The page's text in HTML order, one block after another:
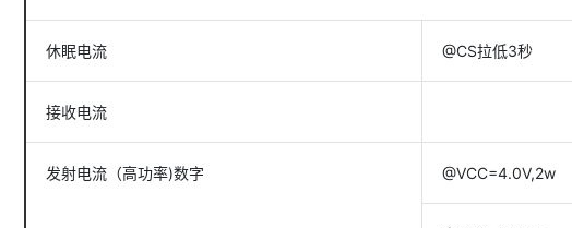
休眠电流 @CS拉低3秒
接收电流
发射电流（高功率)数字 @VCC=4.0V,2w